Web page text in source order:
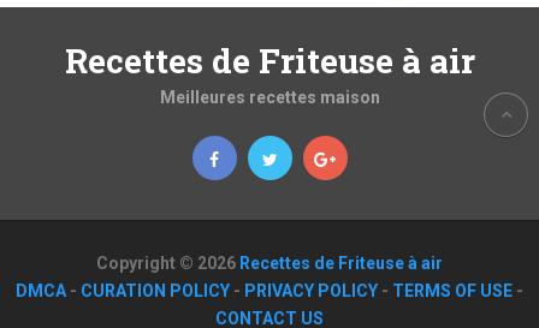
Recettes de Friteuse à air
Meilleures recettes maison
Copyright © 2026 Recettes de Friteuse à air
DMCA - CURATION POLICY - PRIVACY POLICY - TERMS OF USE -
CONTACT US